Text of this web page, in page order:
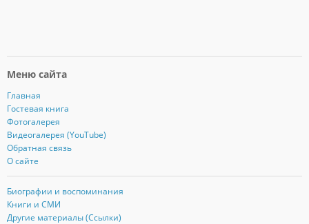
Меню сайта
Главная
Гостевая книга
Фотогалерея
Видеогалерея (YouTube)
Обратная связь
О сайте
Биографии и воспоминания
Книги и СМИ
Другие материалы (Ссылки)